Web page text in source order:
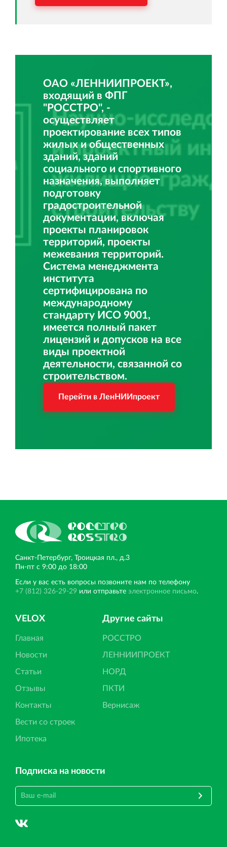
ОАО «ЛЕННИИПРОЕКТ»,
входящий в ФПГ
"РОССТРО", -
осуществляет
проектирование всех типов
жилых и общественных
зданий, зданий
социального и спортивного
назначения, выполняет
подготовку
градостроительной
документации, включая
проекты планировок
территорий, проекты
межевания территорий.
Система менеджмента
института
сертифицирована по
международному
стандарту ИСО 9001,
имеется полный пакет
лицензий и допусков на все
виды проектной
деятельности, связанной со
строительством.
Перейти в ЛенНИИпроект
Санкт‐Петербург, Троицкая пл., д.3
Пн‐пт с 9:00 до 18:00
Если у вас есть вопросы позвоните нам по телефону
+7 (812) 326-29-29 или отправьте электронное письмо.
VELOX
Главная
Новости
Статьи
Отзывы
Контакты
Вести со строек
Ипотека
Другие сайты
РОССТРО
ЛЕННИИПРОЕКТ
НОРД
ПКТИ
Вернисаж
Подписка на новости